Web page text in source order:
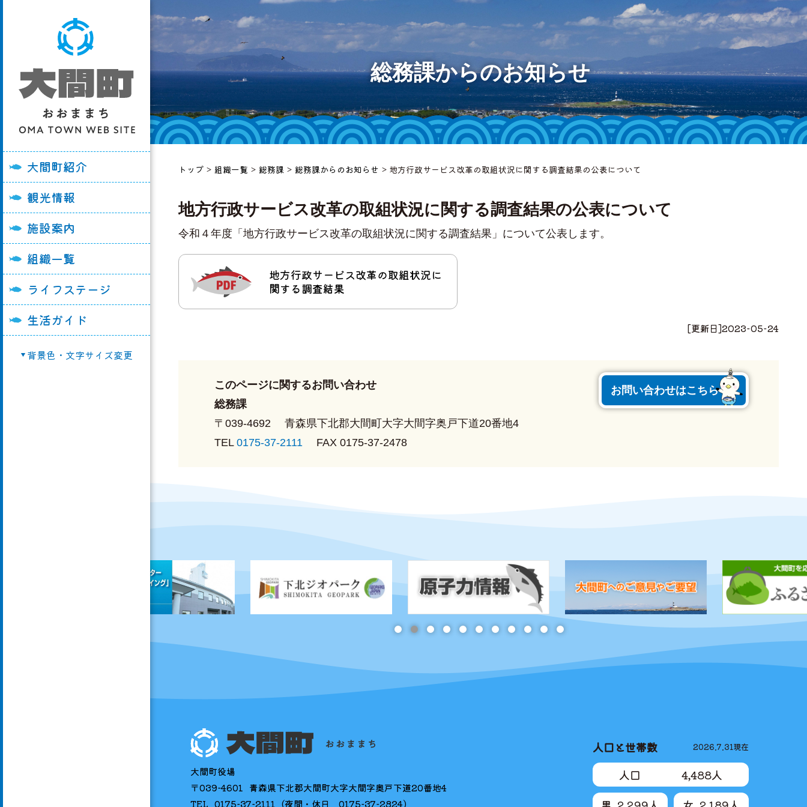
大間町
大間町紹介
大間町の紹介
町長あいさつ
町勢要覧
大間町の例規集
大間町の画像
ル
観光情報
大間崎を訪れる皆様へ
おすすめ観光スポット
イベント情報
陸マグロ「大間牛」
グルメ・飲食店
施設案内
各施設利用申請書等
大間町役場
大間病院
うみの子保育園
大間小学校
奥戸小学校
奥戸交流館
勤労青少年ホーム
漁業活性化センター
奥戸ゆうゆう館
大間町クリーンセンター
大間町種苗育成センター
組織一覧
総務課
企画経営課
住民福祉課
健康づくり推進課
産業振興課
会計管理課
教育委員会
農業委員会
ライフステージ
妊娠・出産
入園・入学
引っ越し
おくやみ
生活ガイド
ごみ
子育て・学校教育
医療・健康づくり
国保・後期高齢者
消防・防災
町営住宅
移住・空家バンク
申請用紙ダウンロード
背景色・文字サイズ変更
総務課からのお知らせ
トップ > 組織一覧 > 総務課 > 総務課からのお知らせ > 地方行政サービス改革の取組状況に関する調査結果の公表について
地方行政サービス改革の取組状況に関する調査結果の公表について
令和４年度「地方行政サービス改革の取組状況に関する調査結果」について公表します。
地方行政サービス改革の取組状況に
関する調査結果
[更新日]2023-05-24
このページに関するお問い合わせ
総務課
〒039-4692
青森県下北郡大間町大字大間字奥戸下道20番地4
TEL 0175-37-2111 FAX 0175-37-2478
お問い合わせはこちら
大間町 おおままち
大間町役場
〒039-4601 青森県下北郡大間町大字大間字奥戸下道20番地4
TEL 0175-37-2111 (夜間・休日 0175-37-2824)
人口と世帯数 2026.7.31現在
人口 4,488人